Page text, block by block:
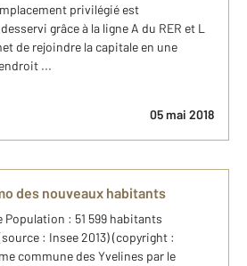
privilégié est
grâce à la ligne A du RER et L
de rejoindre la capitale en une
...
05 mai 2018
des nouveaux habitants
: 51 599 habitants
: Insee 2013) (copyright :
commune des Yvelines par le